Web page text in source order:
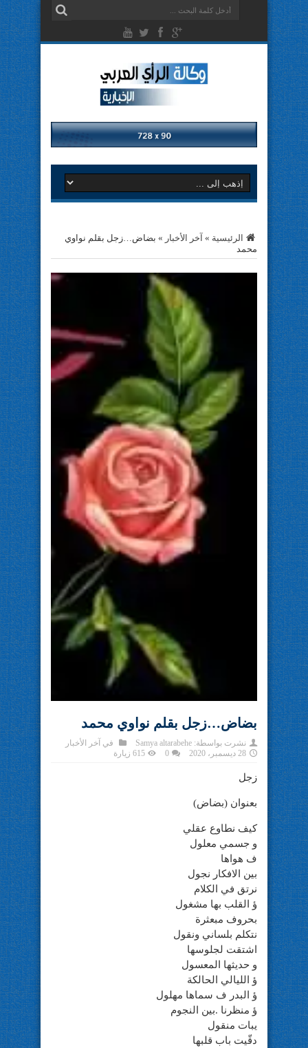
الرئيسية » آخر الأخبار » بضاض…زجل بقلم نواوي
محمد
بضاض…زجل بقلم نواوي محمد
نشرت بواسطة: Samya altarabehe في آخر الأخبار
28 ديسمبر، 2020
0 615 زيارة
زجل
بعنوان (بضاض)
كيف نطاوع عقلي
و جسمي معلول
ف هواها
بين الافكار نجول
نرتق في الكلام
ؤ القلب بها مشغول
بحروف مبعثرة
نتكلم بلساني ونقول
اشتقت لجلوسها
و حديثها المعسول
ؤ الليالي الحالكة
ؤ البدر ف سماها مهلول
ؤ منظرنا .بين النجوم
يبات منقول
دقّيت باب قلبها